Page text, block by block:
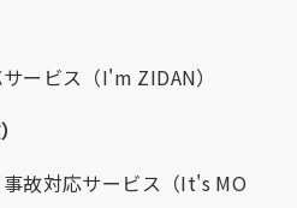
ービス（I'm ZIDAN）
故対応サービス（It's MO